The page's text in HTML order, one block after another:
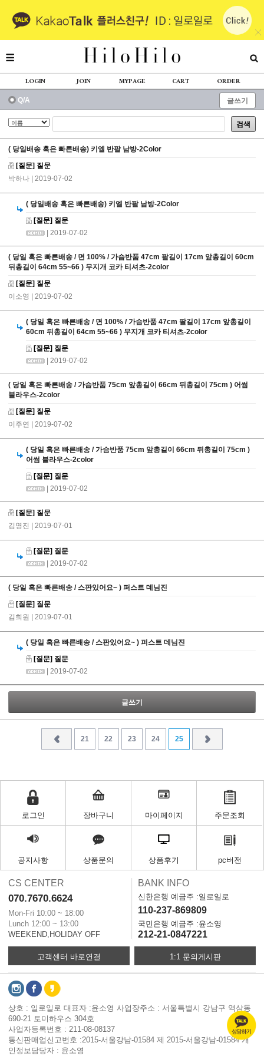
LOGIN JOIN MYPAGE CART ORDER
Q/A 글쓰기
검색
( 당일배송 혹은 빠른배송) 키엘 반팔 남방-2Color
[질문] 질문
박하나 | 2019-07-02
( 당일배송 혹은 빠른배송) 키엘 반팔 남방-2Color
[질문] 질문
| 2019-07-02
( 당일 혹은 빠른배송 / 면 100% / 가슴반품 47cm 팔길이 17cm 앞총길이 60cm
뒤총길이 64cm 55~66 ) 무지개 코카 티셔츠-2color
[질문] 질문
이소영 | 2019-07-02
( 당일 혹은 빠른배송 / 면 100% / 가슴반품 47cm 팔길이 17cm 앞총길이
60cm 뒤총길이 64cm 55~66 ) 무지개 코카 티셔츠-2color
[질문] 질문
| 2019-07-02
( 당일 혹은 빠른배송 / 가슴반품 75cm 앞총길이 66cm 뒤총길이 75cm ) 어썸
블라우스-2color
[질문] 질문
이주연 | 2019-07-02
( 당일 혹은 빠른배송 / 가슴반품 75cm 앞총길이 66cm 뒤총길이 75cm )
어썸 블라우스-2color
[질문] 질문
| 2019-07-02
[질문] 질문
김영진 | 2019-07-01
[질문] 질문
| 2019-07-02
( 당일 혹은 빠른배송 / 스판있어요~ ) 퍼스트 데님진
[질문] 질문
김희원 | 2019-07-01
( 당일 혹은 빠른배송 / 스판있어요~ ) 퍼스트 데님진
[질문] 질문
| 2019-07-02
글쓰기
21 22 23 24 25
로그인 장바구니 마이페이지 주문조회
공지사항 상품문의 상품후기 pc버전
CS CENTER
070.7670.6624
Mon-Fri 10:00 ~ 18:00
Lunch 12:00 ~ 13:00
WEEKEND,HOLIDAY OFF
BANK INFO
신한은행 예금주 :일로일로
110-237-869809
국민은행 예금주 :윤소영
212-21-0847221
고객센터 바로연결 1:1 문의게시판
상호 : 일로일로 대표자 :윤소영 사업장주소 : 서울특별시 강남구 역삼동
690-21 토미하우스 304호
사업자등록번호 : 211-08-08137
통신판매업신고번호 :2015-서울강남-01584 제 2015-서울강남-01584 개
인정보담당자 : 윤소영